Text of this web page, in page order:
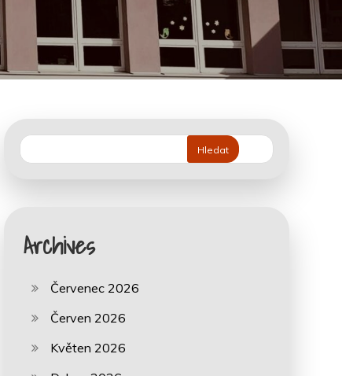
Hledat
Archives
Červenec 2026
Červen 2026
Květen 2026